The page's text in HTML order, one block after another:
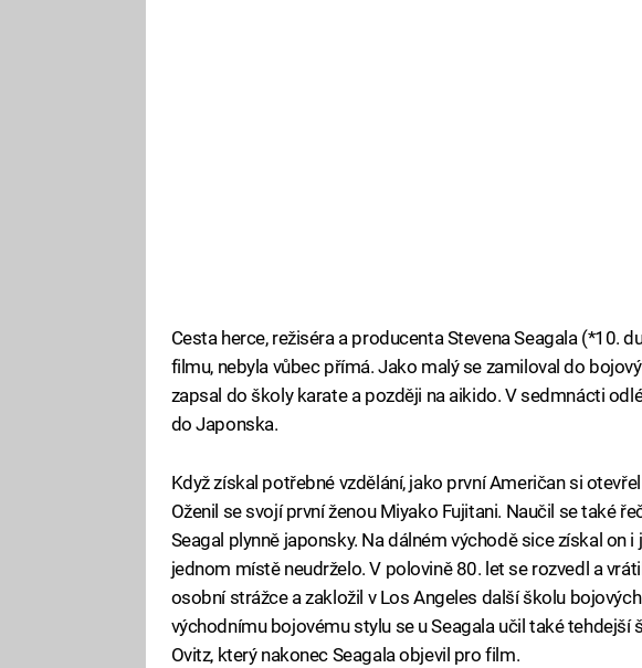
Cesta herce, režiséra a producenta Stevena Seagala (*10.
filmu, nebyla vůbec přímá. Jako malý se zamiloval do
zapsal do školy karate a později na aikido. V sedmnácti
do Japonska.
Když získal potřebné vzdělání, jako první Američan si
Oženil se svojí první ženou Miyako Fujitani. Naučil se také
Seagal plynně japonsky. Na dálném východě sice získal on i
jednom místě neudrželo. V polovině 80. let se rozvedl a
osobní strážce a zakložil v Los Angeles další školu
východnímu bojovému stylu se u Seagala učil také tehdejší
Ovitz, který nakonec Seagala objevil pro film.